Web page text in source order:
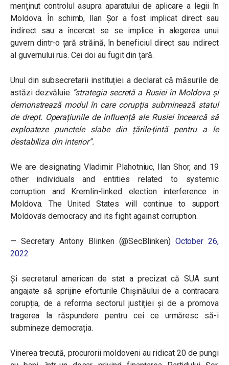
menținut controlul asupra aparatului de aplicare a legii în
Moldova. În schimb, Ilan Șor a fost implicat direct sau
indirect sau a încercat se se implice în alegerea unui
guvern dintr-o țară străină, în beneficiul direct sau indirect
al guvernului rus. Cei doi au fugit din țară.
Unul din subsecretarii instituției a declarat că măsurile de
astăzi dezvăluie ”strategia secretă a Rusiei în Moldova și
demonstrează modul în care corupția subminează statul
de drept. Operațiunile de influență ale Rusiei încearcă să
exploateze punctele slabe din țările-țintă pentru a le
destabiliza din interior”.
We are designating Vladimir Plahotniuc, Ilan Shor, and 19
other individuals and entities related to systemic
corruption and Kremlin-linked election interference in
Moldova. The United States will continue to support
Moldova’s democracy and its fight against corruption.
— Secretary Antony Blinken (@SecBlinken) October 26,
2022
Și secretarul american de stat a precizat că SUA sunt
angajate să sprijine eforturile Chișinăului de a contracara
corupția, de a reforma sectorul justiției și de a promova
tragerea la răspundere pentru cei ce urmăresc să-i
submineze democrația.
Vinerea trecută, procurorii moldoveni au ridicat 20 de pungi